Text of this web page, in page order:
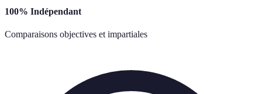
100% Indépendant
Comparaisons objectives et impartiales